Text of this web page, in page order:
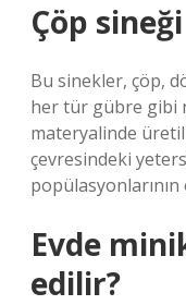
Çöp
Bu sinekler, çöp,
her tür gübre gibi
materyalinde
çevresindeki
popülasyonlarının
Evde
edilir?